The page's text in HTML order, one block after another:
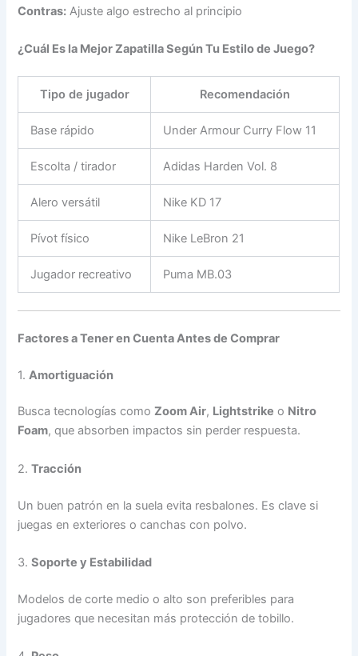
Contras: Ajuste algo estrecho al principio
¿Cuál Es la Mejor Zapatilla Según Tu Estilo de Juego?
Tipo de jugador Recomendación
Base rápido Under Armour Curry Flow 11
Escolta / tirador Adidas Harden Vol. 8
Alero versátil Nike KD 17
Pívot físico Nike LeBron 21
Jugador recreativo Puma MB.03
Factores a Tener en Cuenta Antes de Comprar
1. Amortiguación
Busca tecnologías comoZoom Air, Lightstrike o Nitro
Foam, que absorben impactos sin perder respuesta.
2.Tracción
Un buen patrón en la suela evita resbalones. Es clave si
juegas en exteriores o canchas con polvo.
3.Soporte y Estabilidad
Modelos de corte medio o alto son preferibles para
jugadores que necesitan más protección de tobillo.